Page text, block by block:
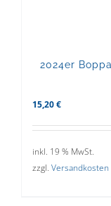
2024er
15,20 €
inkl. 19 % MwSt.
zzgl. Versandkosten